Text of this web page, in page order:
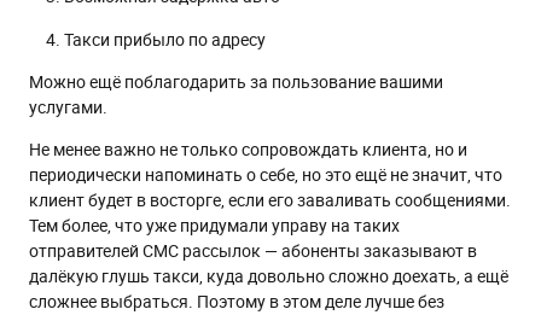
Такси прибыло по адресу
Можно ещё поблагодарить за пользование вашими
услугами.
Не менее важно не только сопровождать клиента, но и
периодически напоминать о себе, но это ещё не значит, что
клиент будет в восторге, если его заваливать сообщениями.
Тем более, что уже придумали управу на таких
отправителей СМС рассылок — абоненты заказывают в
далёкую глушь такси, куда довольно сложно доехать, а ещё
сложнее выбраться. Поэтому в этом деле лучше без